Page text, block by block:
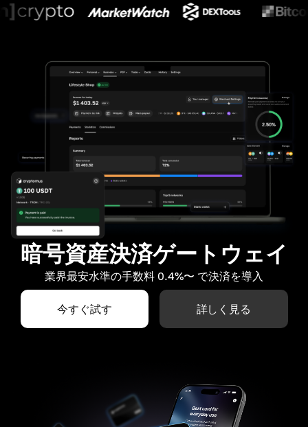
暗号資産決済ゲートウェイ
業界最安水準の手数料 0.4%〜 で決済を導入
今すぐ試す 詳しく見る